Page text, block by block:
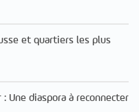
et quartiers les plus
: Une diaspora à reconnecter